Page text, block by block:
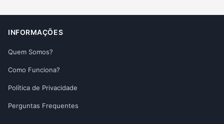
INFORMAÇÕES
Quem Somos?
Como Funciona?
Política de Privacidade
Perguntas Frequentes